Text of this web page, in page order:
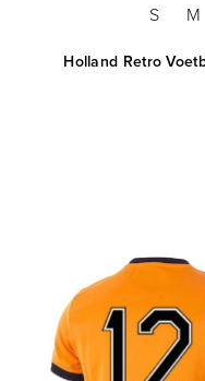
S M
Holland Retro